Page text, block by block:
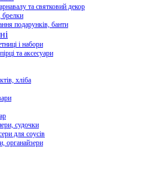
та святковий декор
брелки
подарунків, банти
і набори
та аксесуари
хліба
судочки
для соусів
органайзери